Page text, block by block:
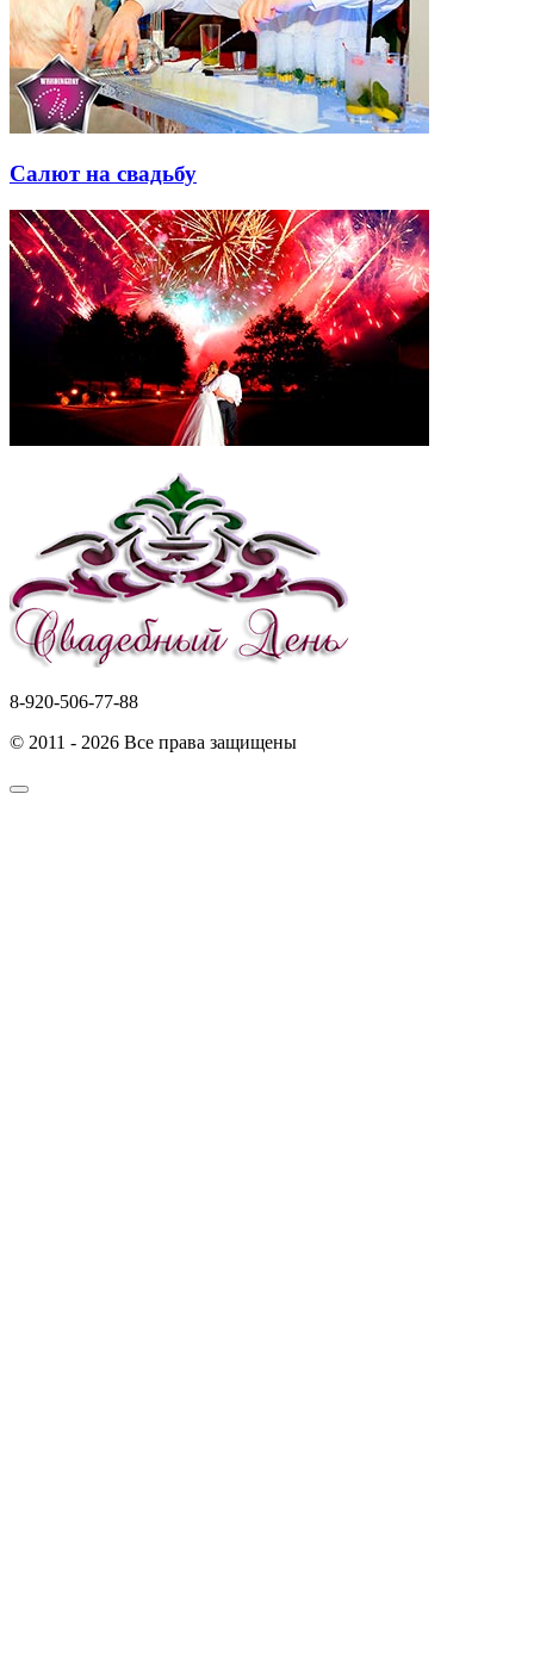
Салют на свадьбу
8-920-506-77-88
© 2011 - 2026 Все права защищены